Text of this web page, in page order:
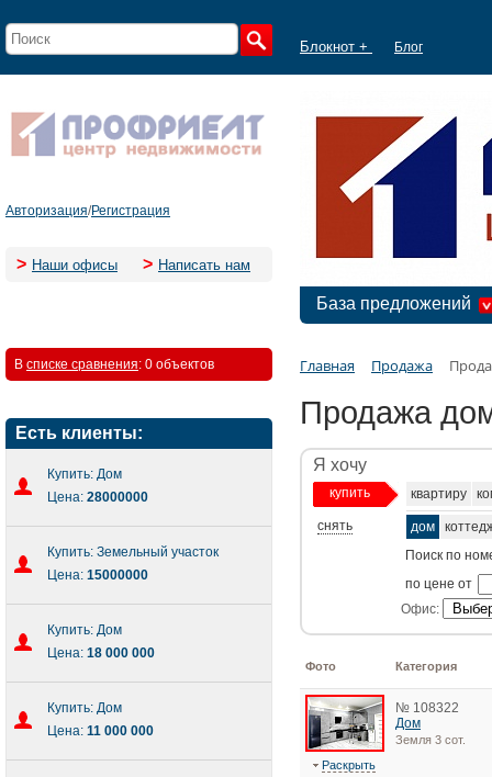
Блокнот + Блог
Авторизация/Регистрация
> Наши офисы > Написать нам
База предложений
В списке сравнения: 0 объектов
Есть клиенты:
Купить: Дом
Цена: 28000000
Купить: Земельный участок
Цена: 15000000
Купить: Дом
Цена: 18 000 000
Купить: Дом
Цена: 11 000 000
Главная Продажа
Продажа
Я хочу
купить
снять
квартиру
дом
Поиск по
по цене от
Офис:
Фото Категория
№ 108322
Дом
Земля 3 сот.
Раскрыть